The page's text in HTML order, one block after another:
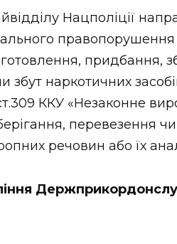
Нацполіції
правопорушення
придбання,
наркотичних
ККУ «Незаконне
перевезення
речовин або їх